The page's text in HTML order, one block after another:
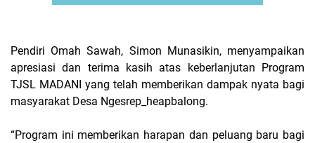
Pendiri Omah Sawah, Simon Munasikin, menyampaikan
apresiasi dan terima kasih atas keberlanjutan Program
TJSL MADANI yang telah memberikan dampak nyata bagi
masyarakat Desa Ngesrep_heapbalong.
“Program ini memberikan harapan dan peluang baru bagi